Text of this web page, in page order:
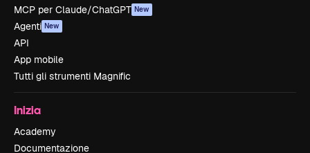
MCP per Claude/ChatGPT New
Agenti New
API
App mobile
Tutti gli strumenti Magnific
Inizia
Academy
Documentazione